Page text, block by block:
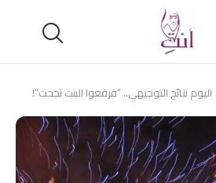
اليوم نتائج التوجيهي.. “فرقعوا البنت نجحت”!